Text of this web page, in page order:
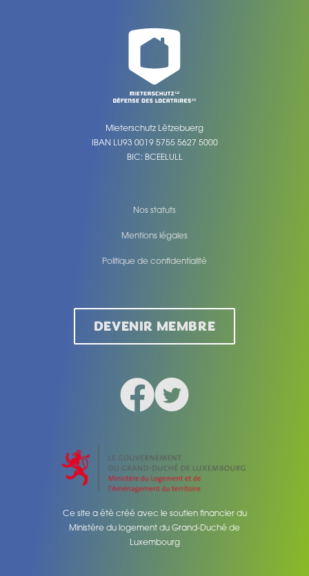
Mieterschutz Lëtzebuerg
IBAN LU93 0019 5755 5627 5000
BIC: BCEELULL
Nos statuts
Mentions légales
Politique de confidentialité
DEVENIR MEMBRE
Ce site a été créé avec le soutien financier du
Ministère du logement du Grand-Duché de
Luxembourg